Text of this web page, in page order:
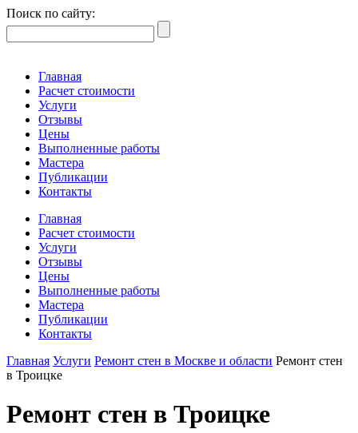
Поиск по сайту:
Главная
Расчет стоимости
Услуги
Отзывы
Цены
Выполненные работы
Мастера
Публикации
Контакты
Главная
Расчет стоимости
Услуги
Отзывы
Цены
Выполненные работы
Мастера
Публикации
Контакты
Главная Услуги Ремонт стен в Москве и области Ремонт стен
в Троицке
Ремонт стен в Троицке